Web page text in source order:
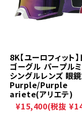
8K【ユーロフィット
ゴーグル パープル
シングルレンズ 眼
Purple/Purple
ariete(アリエテ)
¥15,400(税抜